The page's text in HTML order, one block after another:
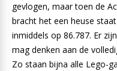
gevlogen, maar toen de
bracht het een heuse
inmiddels op 86.787. Er
mag denken aan de
Zo staan bijna alle Lego-